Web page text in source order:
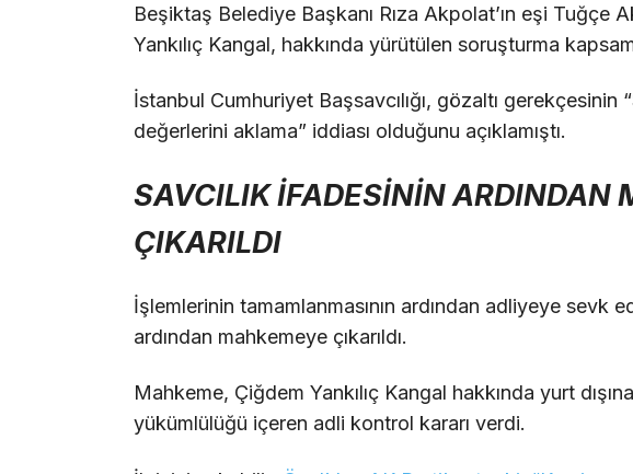
Beşiktaş Belediye Başkanı Rıza Akpolat’ın eşi Tuğçe
Yankılıç Kangal, hakkında yürütülen soruşturma
İstanbul Cumhuriyet Başsavcılığı, gözaltı gerekçesinin
değerlerini aklama” iddiası olduğunu açıklamıştı.
SAVCILIK İFADESİNİN ARDINDAN
ÇIKARILDI
İşlemlerinin tamamlanmasının ardından adliyeye sevk
ardından mahkemeye çıkarıldı.
Mahkeme, Çiğdem Yankılıç Kangal hakkında yurt
yükümlülüğü içeren adli kontrol kararı verdi.